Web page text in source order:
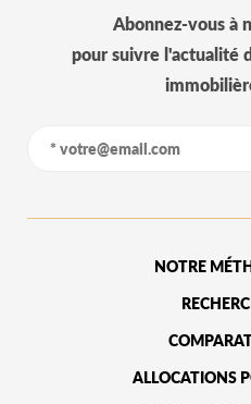
Abonnez-vous à
pour suivre l'actualité
NOTRE
ALLOCATIONS